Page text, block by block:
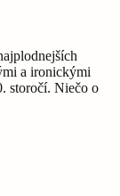
a ironickými
storočí. Niečo o